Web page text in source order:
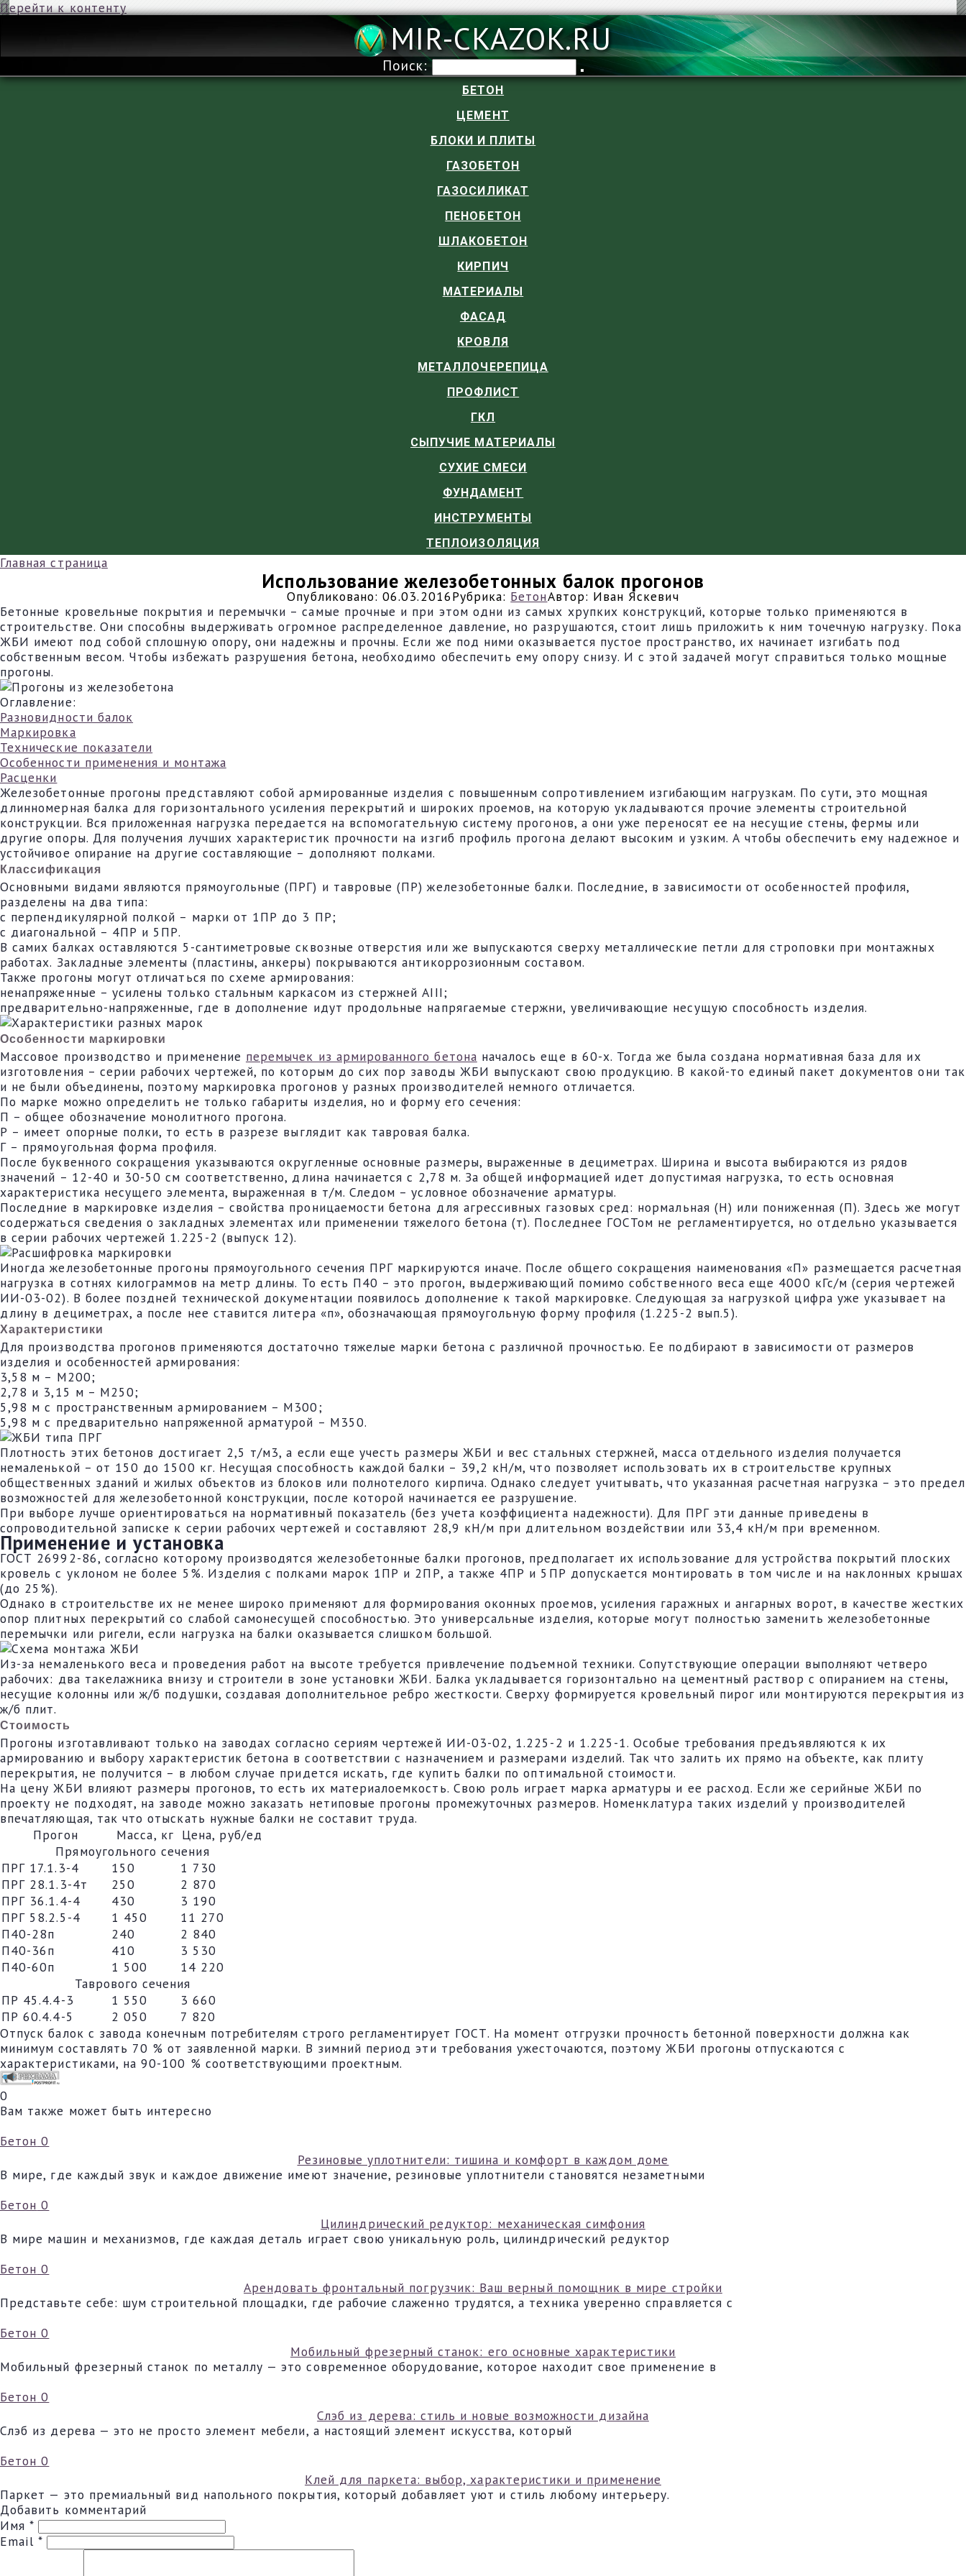
Перейти к контенту
MIR-CKAZOK.RU
Поиск:
БЕТОН
ЦЕМЕНТ
БЛОКИ И ПЛИТЫ
ГАЗОБЕТОН
ГАЗОСИЛИКАТ
ПЕНОБЕТОН
ШЛАКОБЕТОН
КИРПИЧ
МАТЕРИАЛЫ
ФАСАД
КРОВЛЯ
МЕТАЛЛОЧЕРЕПИЦА
ПРОФЛИСТ
ГКЛ
СЫПУЧИЕ МАТЕРИАЛЫ
СУХИЕ СМЕСИ
ФУНДАМЕНТ
ИНСТРУМЕНТЫ
ТЕПЛОИЗОЛЯЦИЯ
Главная страница
Использование железобетонных балок прогонов
Опубликовано: 06.03.2016Рубрика: БетонАвтор: Иван Яскевич
Бетонные кровельные покрытия и перемычки – самые прочные и при этом одни из самых хрупких конструкций, которые только применяются в
строительстве. Они способны выдерживать огромное распределенное давление, но разрушаются, стоит лишь приложить к ним точечную нагрузку. Пока
ЖБИ имеют под собой сплошную опору, они надежны и прочны. Если же под ними оказывается пустое пространство, их начинает изгибать под
собственным весом. Чтобы избежать разрушения бетона, необходимо обеспечить ему опору снизу. И с этой задачей могут справиться только мощные
прогоны.
Оглавление:
Разновидности балок
Маркировка
Технические показатели
Особенности применения и монтажа
Расценки
Железобетонные прогоны представляют собой армированные изделия с повышенным сопротивлением изгибающим нагрузкам. По сути, это мощная
длинномерная балка для горизонтального усиления перекрытий и широких проемов, на которую укладываются прочие элементы строительной
конструкции. Вся приложенная нагрузка передается на вспомогательную систему прогонов, а они уже переносят ее на несущие стены, фермы или
другие опоры. Для получения лучших характеристик прочности на изгиб профиль прогона делают высоким и узким. А чтобы обеспечить ему надежное и
устойчивое опирание на другие составляющие – дополняют полками.
Классификация
Основными видами являются прямоугольные (ПРГ) и тавровые (ПР) железобетонные балки. Последние, в зависимости от особенностей профиля,
разделены на два типа:
с перпендикулярной полкой – марки от 1ПР до 3 ПР;
с диагональной – 4ПР и 5ПР.
В самих балках оставляются 5-сантиметровые сквозные отверстия или же выпускаются сверху металлические петли для строповки при монтажных
работах. Закладные элементы (пластины, анкеры) покрываются антикоррозионным составом.
Также прогоны могут отличаться по схеме армирования:
ненапряженные – усилены только стальным каркасом из стержней AIII;
предварительно-напряженные, где в дополнение идут продольные напрягаемые стержни, увеличивающие несущую способность изделия.
Особенности маркировки
Массовое производство и применение перемычек из армированного бетона началось еще в 60-х. Тогда же была создана нормативная база для их
изготовления – серии рабочих чертежей, по которым до сих пор заводы ЖБИ выпускают свою продукцию. В какой-то единый пакет документов они так
и не были объединены, поэтому маркировка прогонов у разных производителей немного отличается.
По марке можно определить не только габариты изделия, но и форму его сечения:
П – общее обозначение монолитного прогона.
Р – имеет опорные полки, то есть в разрезе выглядит как тавровая балка.
Г – прямоугольная форма профиля.
После буквенного сокращения указываются округленные основные размеры, выраженные в дециметрах. Ширина и высота выбираются из рядов
значений – 12-40 и 30-50 см соответственно, длина начинается с 2,78 м. За общей информацией идет допустимая нагрузка, то есть основная
характеристика несущего элемента, выраженная в т/м. Следом – условное обозначение арматуры.
Последние в маркировке изделия – свойства проницаемости бетона для агрессивных газовых сред: нормальная (Н) или пониженная (П). Здесь же могут
содержаться сведения о закладных элементах или применении тяжелого бетона (т). Последнее ГОСТом не регламентируется, но отдельно указывается
в серии рабочих чертежей 1.225-2 (выпуск 12).
Иногда железобетонные прогоны прямоугольного сечения ПРГ маркируются иначе. После общего сокращения наименования «П» размещается расчетная
нагрузка в сотнях килограммов на метр длины. То есть П40 – это прогон, выдерживающий помимо собственного веса еще 4000 кГс/м (серия чертежей
ИИ-03-02). В более поздней технической документации появилось дополнение к такой маркировке. Следующая за нагрузкой цифра уже указывает на
длину в дециметрах, а после нее ставится литера «п», обозначающая прямоугольную форму профиля (1.225-2 вып.5).
Характеристики
Для производства прогонов применяются достаточно тяжелые марки бетона с различной прочностью. Ее подбирают в зависимости от размеров
изделия и особенностей армирования:
3,58 м – М200;
2,78 и 3,15 м – М250;
5,98 м с пространственным армированием – М300;
5,98 м с предварительно напряженной арматурой – М350.
Плотность этих бетонов достигает 2,5 т/м3, а если еще учесть размеры ЖБИ и вес стальных стержней, масса отдельного изделия получается
немаленькой – от 150 до 1500 кг. Несущая способность каждой балки – 39,2 кН/м, что позволяет использовать их в строительстве крупных
общественных зданий и жилых объектов из блоков или полнотелого кирпича. Однако следует учитывать, что указанная расчетная нагрузка – это предел
возможностей для железобетонной конструкции, после которой начинается ее разрушение.
При выборе лучше ориентироваться на нормативный показатель (без учета коэффициента надежности). Для ПРГ эти данные приведены в
сопроводительной записке к серии рабочих чертежей и составляют 28,9 кН/м при длительном воздействии или 33,4 кН/м при временном.
Применение и установка
ГОСТ 26992-86, согласно которому производятся железобетонные балки прогонов, предполагает их использование для устройства покрытий плоских
кровель с уклоном не более 5%. Изделия с полками марок 1ПР и 2ПР, а также 4ПР и 5ПР допускается монтировать в том числе и на наклонных крышах
(до 25%).
Однако в строительстве их не менее широко применяют для формирования оконных проемов, усиления гаражных и ангарных ворот, в качестве жестких
опор плитных перекрытий со слабой самонесущей способностью. Это универсальные изделия, которые могут полностью заменить железобетонные
перемычки или ригели, если нагрузка на балки оказывается слишком большой.
Из-за немаленького веса и проведения работ на высоте требуется привлечение подъемной техники. Сопутствующие операции выполняют четверо
рабочих: два такелажника внизу и строители в зоне установки ЖБИ. Балка укладывается горизонтально на цементный раствор с опиранием на стены,
несущие колонны или ж/б подушки, создавая дополнительное ребро жесткости. Сверху формируется кровельный пирог или монтируются перекрытия из
ж/б плит.
Стоимость
Прогоны изготавливают только на заводах согласно сериям чертежей ИИ-03-02, 1.225-2 и 1.225-1. Особые требования предъявляются к их
армированию и выбору характеристик бетона в соответствии с назначением и размерами изделий. Так что залить их прямо на объекте, как плиту
перекрытия, не получится – в любом случае придется искать, где купить балки по оптимальной стоимости.
На цену ЖБИ влияют размеры прогонов, то есть их материалоемкость. Свою роль играет марка арматуры и ее расход. Если же серийные ЖБИ по
проекту не подходят, на заводе можно заказать нетиповые прогоны промежуточных размеров. Номенклатура таких изделий у производителей
впечатляющая, так что отыскать нужные балки не составит труда.
Прогон
Масса, кг Цена, руб/ед
Прямоугольного сечения
ПРГ 17.1.3-4
150
1 730
ПРГ 28.1.3-4т
250
2 870
ПРГ 36.1.4-4
430
3 190
ПРГ 58.2.5-4
1 450
11 270
П40-28п
240
2 840
П40-36п
410
3 530
П40-60п
1 500
14 220
Таврового сечения
ПР 45.4.4-3
1 550
3 660
ПР 60.4.4-5
2 050
7 820
Отпуск балок с завода конечным потребителям строго регламентирует ГОСТ. На момент отгрузки прочность бетонной поверхности должна как
минимум составлять 70 % от заявленной марки. В зимний период эти требования ужесточаются, поэтому ЖБИ прогоны отпускаются с
характеристиками, на 90-100 % соответствующими проектным.
0
Вам также может быть интересно
Бетон 0
Резиновые уплотнители: тишина и комфорт в каждом доме
В мире, где каждый звук и каждое движение имеют значение, резиновые уплотнители становятся незаметными
Бетон 0
Цилиндрический редуктор: механическая симфония
В мире машин и механизмов, где каждая деталь играет свою уникальную роль, цилиндрический редуктор
Бетон 0
Арендовать фронтальный погрузчик: Ваш верный помощник в мире стройки
Представьте себе: шум строительной площадки, где рабочие слаженно трудятся, а техника уверенно справляется с
Бетон 0
Мобильный фрезерный станок: его основные характеристики
Мобильный фрезерный станок по металлу — это современное оборудование, которое находит свое применение в
Бетон 0
Слэб из дерева: стиль и новые возможности дизайна
Слэб из дерева — это не просто элемент мебели, а настоящий элемент искусства, который
Бетон 0
Клей для паркета: выбор, характеристики и применение
Паркет — это премиальный вид напольного покрытия, который добавляет уют и стиль любому интерьеру.
Добавить комментарий
Имя*
Email*